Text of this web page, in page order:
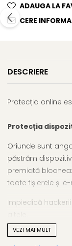
ADAUGA LA
CERE
DESCRIERE
Protecția online
Protecția
Oriunde sunt
păstrăm
premiată
toate fișierele și
Impiedică
Protejarea
VEZI MAI MULT